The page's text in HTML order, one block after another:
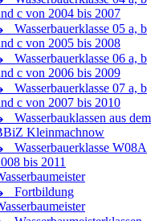
c von 2004 bis 2007
Wasserbauerklasse 05 a, b
c von 2005 bis 2008
Wasserbauerklasse 06 a, b
c von 2006 bis 2009
Wasserbauerklasse 07 a, b
c von 2007 bis 2010
Wasserbauklassen aus dem
Kleinmachnow
Wasserbauerklasse W08A
bis 2011
Fortbildung